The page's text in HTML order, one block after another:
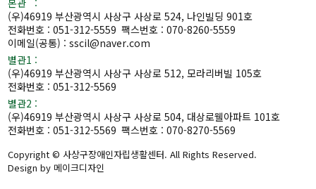
본관 :
(우)46919 부산광역시 사상구 사상로 524, 나인빌딩 901호
전화번호 : 051-312-5559 팩스번호 : 070-8260-5559
이메일(공통) : sscil@naver.com
별관1 :
(우)46919 부산광역시 사상구 사상로 512, 모라리버빌 105호
전화번호 : 051-312-5569
별관2 :
(우)46919 부산광역시 사상구 사상로 504, 대상로웰아파트 101호
전화번호 : 051-312-5569 팩스번호 : 070-8270-5569
Copyright © 사상구장애인자립생활센터. All Rights Reserved.
Design by 메이크디자인